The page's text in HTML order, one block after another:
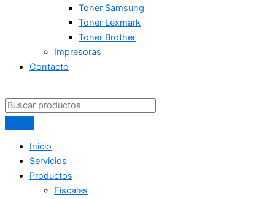
Toner Samsung
Toner Lexmark
Toner Brother
Impresoras
Contacto
Inicio
Servicios
Productos
Fiscales